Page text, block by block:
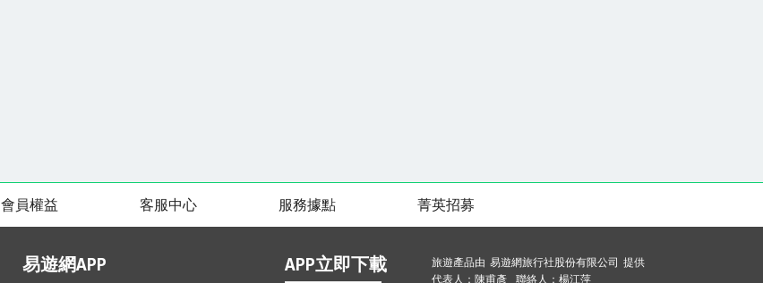
會員權益 客服中心 服務據點 菁英招募
易遊網APP APP立即下載
旅遊產品由 易遊網旅行社股份有限公司 提供
代表人：陳甫彥 聯絡人：楊江萍